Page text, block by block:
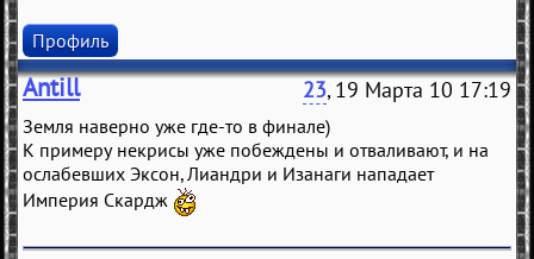
Профиль
Antill 23, 19 Марта 10 17:19
Земля наверно уже где-то в финале)
К примеру некрисы уже побеждены и отваливают, и на
ослабевших Эксон, Лиандри и Изанаги нападает
Империя Скардж